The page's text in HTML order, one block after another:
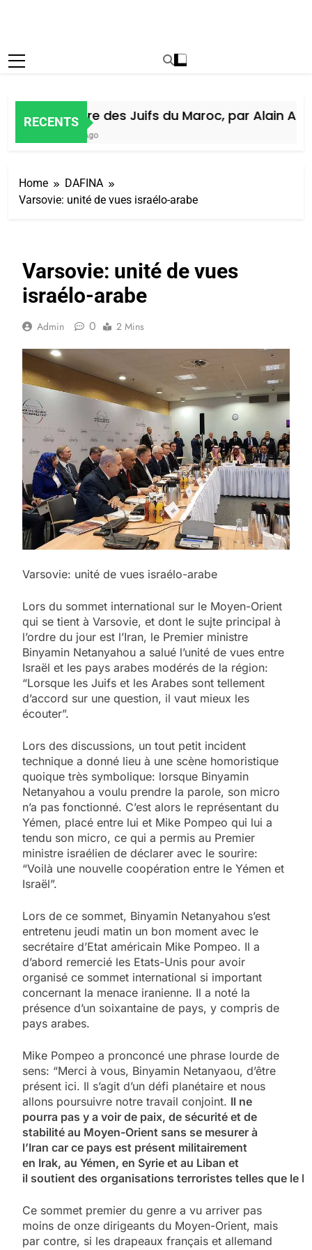
RECENTS
Histoire des Juifs du Maroc, par Alain Amiel
5 Jours Ago
Home
DAFINA
Varsovie: unité de vues israélo-arabe
Varsovie: unité de vues
israélo-arabe
Admin 0 2 Mins
Varsovie: unité de vues israélo-arabe
Lors du sommet international sur le Moyen-Orient
qui se tient à Varsovie, et dont le sujte principal à
l’ordre du jour est l’Iran, le Premier ministre
Binyamin Netanyahou a salué l’unité de vues entre
Israël et les pays arabes modérés de la région:
“Lorsque les Juifs et les Arabes sont tellement
d’accord sur une question, il vaut mieux les
écouter”.
Lors des discussions, un tout petit incident
technique a donné lieu à une scène homoristique
quoique très symbolique: lorsque Binyamin
Netanyahou a voulu prendre la parole, son micro
n’a pas fonctionné. C’est alors le représentant du
Yémen, placé entre lui et Mike Pompeo qui lui a
tendu son micro, ce qui a permis au Premier
ministre israélien de déclarer avec le sourire:
“Voilà une nouvelle coopération entre le Yémen et
Israël”.
Lors de ce sommet, Binyamin Netanyahou s’est
entretenu jeudi matin un bon moment avec le
secrétaire d’Etat américain Mike Pompeo. Il a
d’abord remercié les Etats-Unis pour avoir
organisé ce sommet international si important
concernant la menace iranienne. Il a noté la
présence d’un soixantaine de pays, y compris de
pays arabes.
Mike Pompeo a pronconcé une phrase lourde de
sens: “Merci à vous, Binyamin Netanyaou, d’être
présent ici. Il s’agit d’un défi planétaire et nous
allons poursuivre notre travail conjoint. Il ne
pourra pas y a voir de paix, de sécurité et de
stabilité au Moyen-Orient sans se mesurer à
l’Iran car ce pays est présent militairement
en Irak, au Yémen, en Syrie et au Liban et
il soutient des organisations terroristes telles que le
Ce sommet premier du genre a vu arriver pas
moins de onze dirigeants du Moyen-Orient, mais
par contre, si les drapeaux français et allemand